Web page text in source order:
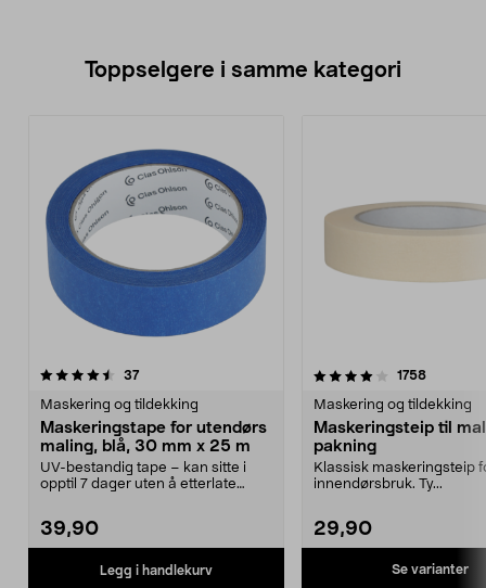
Toppselgere i samme kategori
37anmeldelser
Maskering og tildekking
Maskeringstape for utendørs
maling, blå, 30 mm x 25 m
UV-bestandig tape – kan sitte i
opptil 7 dager uten å etterlate
39,90
Legg i handlekurv
4.0 av 5 stjerner 1758
Maskering og tildekking
Maskeringsteip til
pakning
Klassisk maskeringsteip
innendørsbruk. Ty...
29,90
Se varianter
4.0 av 5 stjerner